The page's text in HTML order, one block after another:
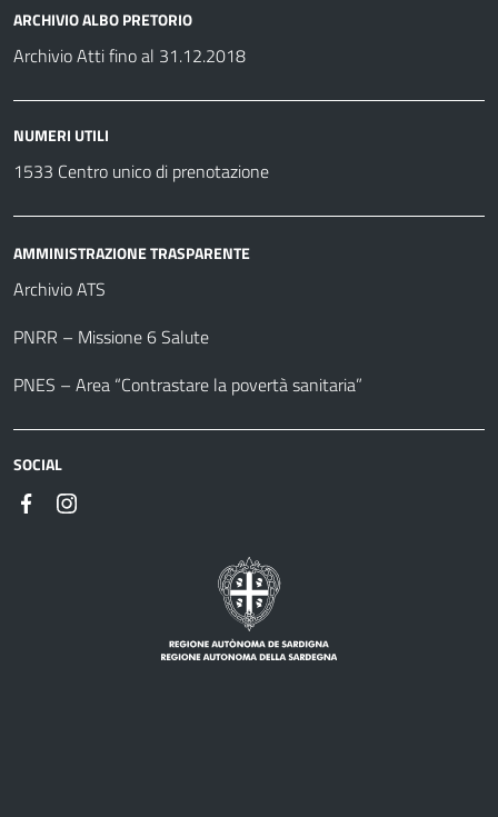
ARCHIVIO ALBO PRETORIO
Archivio Atti fino al 31.12.2018
NUMERI UTILI
1533 Centro unico di prenotazione
AMMINISTRAZIONE TRASPARENTE
Archivio ATS
PNRR – Missione 6 Salute
PNES – Area “Contrastare la povertà sanitaria”
SOCIAL